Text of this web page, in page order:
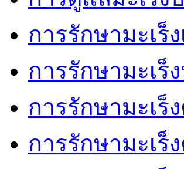
การรักษามะเร็
การรักษามะเร็
การรักษามะเร็
การรักษามะเร็